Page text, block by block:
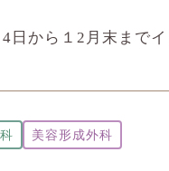
日から１2月末まで
美容形成外科